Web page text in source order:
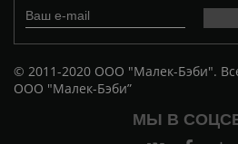
© 2011-2020 ООО "Малек-Бэби".
ООО "Малек-Бэби”
МЫ В